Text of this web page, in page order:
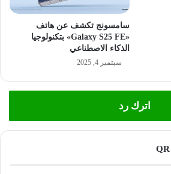
سامسونج تكشف عن هاتف
«Galaxy S25 FE» بتكنولوجيا
الذكاء الاصطناعي
سبتمبر 4, 2025
اترك رد